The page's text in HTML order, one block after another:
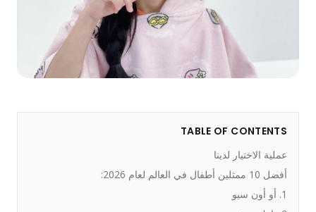
TABLE OF CONTENTS
عملية الاختيار لدينا
أفضل 10 ممثلين أطفال في العالم لعام 2026: